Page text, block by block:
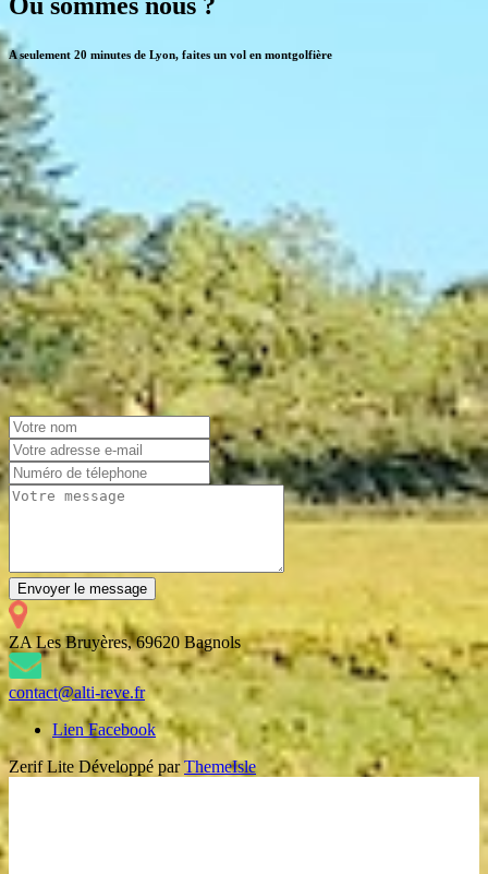
A seulement 20 minutes de Lyon, faites un vol en montgolfière
Envoyer le message
ZA Les Bruyères, 69620 Bagnols
contact@alti-reve.fr
Lien Facebook
Zerif Lite Développé parThemeIsle